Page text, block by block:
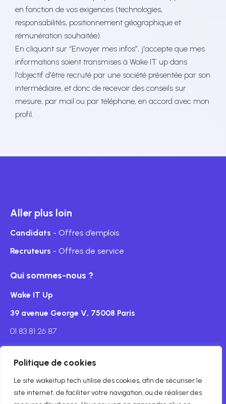
Politique de cookies
Le site wakeitup.tech utilise des cookies, afin de sécuriser le
site internet, de faciliter votre navigation, ou de réaliser des
en fonction de vos exigences (technologies,
responsabilités, positionnement géographique et
rémunération souhaitée).
En cliquant sur “Envoyer mes infos”, j'accepte que mes
informations soient transmises à Wake IT up dans
l'objectif d'être recruté par une société présentée par son
intermédiaire, et donc de recevoir des conseils sur
mesure, par mail ou par téléphone, en accord avec mon
profil.
Aller plus loin
Candidats - Offres d’emplois
Recruteurs - Offres de service
Mentions légales
Qui sommes-nous ?
Wake IT Up
39 avenue George V, 75008 Paris
01 83 81 26 87